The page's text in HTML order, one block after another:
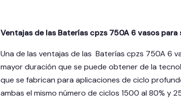
Ventajas de las Baterías cpzs 750A 6 vasos para
Una de las ventajas de las Baterías cpzs 750A 6
mayor duración que se puede obtener de la
que se fabrican para aplicaciones de ciclo
ambas el mismo número de ciclos 1500 al 80% y